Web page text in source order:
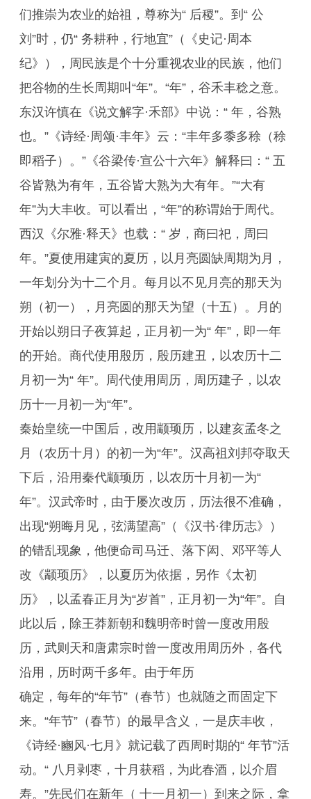
们推崇为农业的始祖，尊称为“ 后稷”。到“ 公
刘”时，仍“ 务耕种，行地宜”（《史记·周本
纪》），周民族是个十分重视农业的民族，他们
把谷物的生长周期叫“年”。“年”，谷禾丰稔之意。
东汉许慎在《说文解字·禾部》中说：“ 年，谷熟
也。”《诗经·周颂·丰年》云：“丰年多黍多稌（稌
即稻子）。”《谷梁传·宣公十六年》解释曰：“ 五
谷皆熟为有年，五谷皆大熟为大有年。”“大有
年”为大丰收。可以看出，“年”的称谓始于周代。
西汉《尔雅·释天》也载：“ 岁，商曰祀，周曰
年。”夏使用建寅的夏历，以月亮圆缺周期为月，
一年划分为十二个月。每月以不见月亮的那天为
朔（初一），月亮圆的那天为望（十五）。月的
开始以朔日子夜算起，正月初一为“ 年”，即一年
的开始。商代使用殷历，殷历建丑，以农历十二
月初一为“ 年”。周代使用周历，周历建子，以农
历十一月初一为“年”。
秦始皇统一中国后，改用颛顼历，以建亥孟冬之
月（农历十月）的初一为“年”。汉高祖刘邦夺取天
下后，沿用秦代颛顼历，以农历十月初一为“
年”。汉武帝时，由于屡次改历，历法很不准确，
出现“朔晦月见，弦满望高”（《汉书·律历志》）
的错乱现象，他便命司马迁、落下闳、邓平等人
改《颛顼历》，以夏历为依据，另作《太初
历》，以孟春正月为“岁首”，正月初一为“年”。自
此以后，除王莽新朝和魏明帝时曾一度改用殷
历，武则天和唐肃宗时曾一度改用周历外，各代
沿用，历时两千多年。由于年历
确定，每年的“年节”（春节）也就随之而固定下
来。“年节”（春节）的最早含义，一是庆丰收，
《诗经·豳风·七月》就记载了西周时期的“ 年节”活
动。“ 八月剥枣，十月获稻，为此春酒，以介眉
寿。”先民们在新年（ 十一月初一）到来之际，拿